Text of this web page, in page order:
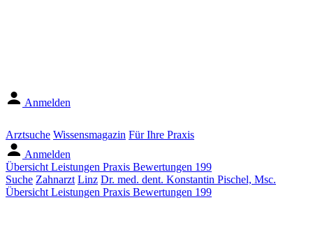
Anmelden
Arztsuche Wissensmagazin Für Ihre Praxis
Anmelden
Übersicht Leistungen Praxis Bewertungen 199
Suche Zahnarzt Linz Dr. med. dent. Konstantin Pischel, Msc.
Übersicht Leistungen Praxis Bewertungen 199